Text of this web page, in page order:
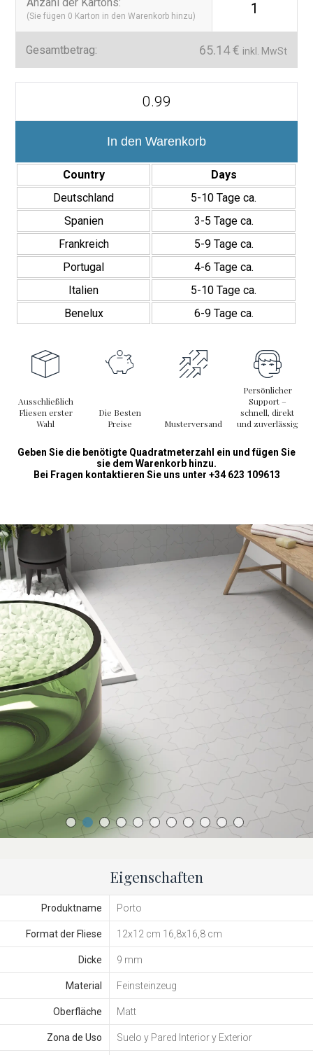
Anzahl der Kartons:
(Sie fügen 0 Karton in den Warenkorb hinzu) 1
Gesamtbetrag: 65.14 € inkl. MwSt
Menge
In den Warenkorb
Country
Days
Deutschland
5-10 Tage ca.
Spanien
3-5 Tage ca.
Frankreich
5-9 Tage ca.
Portugal
4-6 Tage ca.
Italien
5-10 Tage ca.
Benelux
6-9 Tage ca.
Ausschließlich
Fliesen erster
Wahl
Die Besten
Preise
Musterversand
Persönlicher
Support –
schnell, direkt
und zuverlässig
Geben Sie die benötigte Quadratmeterzahl ein und fügen Sie
sie dem Warenkorb hinzu.
Bei Fragen kontaktieren Sie uns unter +34 623 109613
Eigenschaften
Produktname Porto
Format der Fliese 12x12 cm 16,8x16,8 cm
Dicke 9 mm
Material Feinsteinzeug
Oberfläche Matt
Zona de Uso Suelo y Pared Interior y Exterior